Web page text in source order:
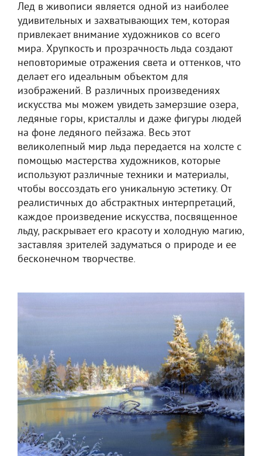
Лед в живописи является одной из наиболее
удивительных и захватывающих тем, которая
привлекает внимание художников со всего
мира. Хрупкость и прозрачность льда создают
неповторимые отражения света и оттенков, что
делает его идеальным объектом для
изображений. В различных произведениях
искусства мы можем увидеть замерзшие озера,
ледяные горы, кристаллы и даже фигуры людей
на фоне ледяного пейзажа. Весь этот
великолепный мир льда передается на холсте с
помощью мастерства художников, которые
используют различные техники и материалы,
чтобы воссоздать его уникальную эстетику. От
реалистичных до абстрактных интерпретаций,
каждое произведение искусства, посвященное
льду, раскрывает его красоту и холодную магию,
заставляя зрителей задуматься о природе и ее
бесконечном творчестве.